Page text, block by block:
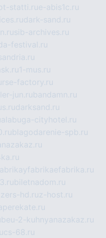
statti.rue-abis1c.ru
dark-sand.ru
sib-archives.ru
festival.ru
1-mus.ru
factory.ru
jun.rubandamn.ru
darksand.ru
alabuga-cityhotel.ru
blagodarenie-spb.ru
biletnadom.ru
hd.ruz-host.ru
2-kuhnyanazakaz.ru
cs-68.ru